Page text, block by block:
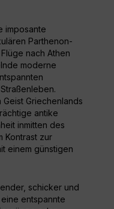
imposante
Parthenon-
nach Athen
moderne
Griechenlands
antike
inmitten des
Kontrast zur
einem günstigen
schicker und
entspannte